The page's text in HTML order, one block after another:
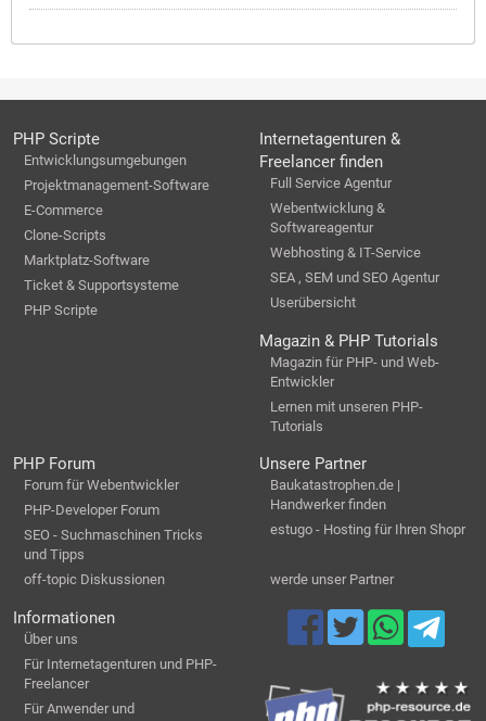
PHP Scripte
Entwicklungsumgebungen
Projektmanagement-Software
E-Commerce
Clone-Scripts
Marktplatz-Software
Ticket & Supportsysteme
PHP Scripte
Internetagenturen &
Freelancer finden
Full Service Agentur
Webentwicklung &
Softwareagentur
Webhosting & IT-Service
SEA , SEM und SEO Agentur
Userübersicht
Magazin & PHP Tutorials
Magazin für PHP- und Web-
Entwickler
Lernen mit unseren PHP-
Tutorials
PHP Forum
Forum für Webentwickler
PHP-Developer Forum
SEO - Suchmaschinen Tricks
und Tipps
off-topic Diskussionen
Unsere Partner
Baukatastrophen.de |
Handwerker finden
estugo - Hosting für Ihren Shopr
werde unser Partner
Informationen
Über uns
Für Internetagenturen und PHP-
Freelancer
Für Anwender und